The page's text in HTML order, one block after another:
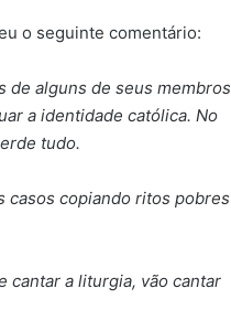
o seguinte comentário:
de alguns de seus membros
a identidade católica. No
tudo.
casos copiando ritos pobres
cantar a liturgia, vão cantar